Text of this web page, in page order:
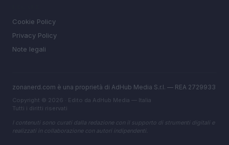
Cookie Policy
Privacy Policy
Note legali
zonanerd.com è una proprietà di AdHub Media S.r.l. — REA 2729933
Copyright © 2026 · Edito da AdHub Media — Italia
Tutti i diritti riservati
I contenuti sono curati dalla redazione con il supporto di strumenti digitali e
realizzati in collaborazione con autori indipendenti.